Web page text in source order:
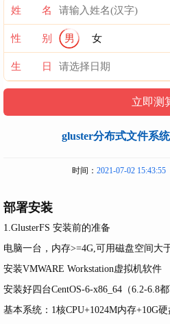
姓 名
性 别 男 女
生 日
gluster分布式文件系
时间： 2021-07-02 15:43:55
部署安装
1.GlusterFS 安装前的准备
电脑一台，内存>=4G,可用磁盘空间大
安装VMWARE Workstation虚拟机软件
安装好四台CentOS-6-x86_64（6.2-6.8
基本系统：1核CPU+1024M内存+10G硬